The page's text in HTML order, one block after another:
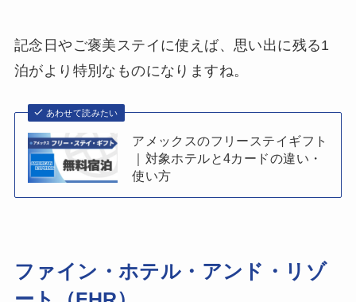
記念日やご褒美ステイに使えば、思い出に残る1
泊がより特別なものになりますね。
あわせて読みたい
アメックスのフリーステイギフト
｜対象ホテルと4カードの違い・
使い方
ファイン・ホテル・アンド・リゾ